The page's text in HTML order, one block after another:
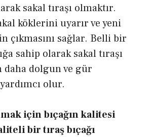
sakal tıraşı olmaktır.
köklerini uyarır ve yeni
çıkmasını sağlar. Belli bir
sahip olarak sakal tıraşı
daha dolgun ve gür
olur.
için bıçağın kalitesi
bir tıraş bıçağı